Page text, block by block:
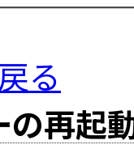
る
再起